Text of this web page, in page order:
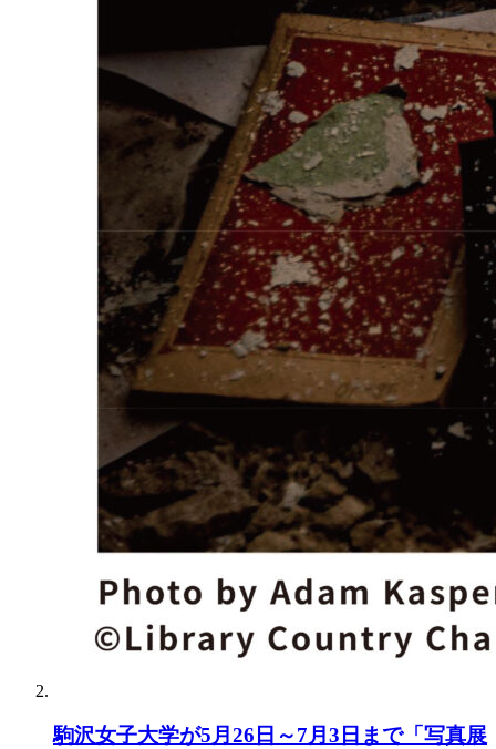
駒沢女子大学が5月26日～7月3日まで「写真展